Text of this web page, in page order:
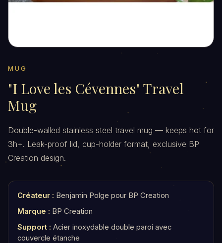
MUG
"I Love les Cévennes" Travel
Mug
Double-walled stainless steel travel mug — keeps hot for
3h+. Leak-proof lid, cup-holder format, exclusive BP
Creation design.
Créateur : Benjamin Polge pour BP Creation
Marque : BP Creation
Support : Acier inoxydable double paroi avec
couvercle étanche